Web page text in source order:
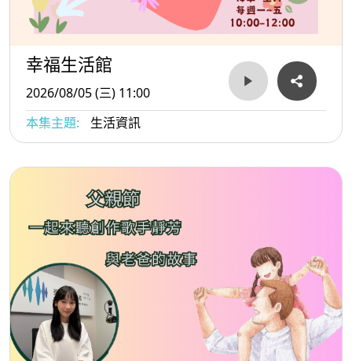
幸福生活館
2026/08/05 (三) 11:00
本集主題:
生活資訊